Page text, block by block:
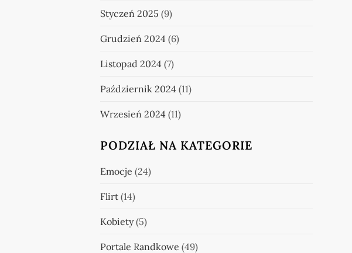
Styczeń 2025 (9)
Grudzień 2024(6)
Listopad 2024(7)
Październik 2024(11)
Wrzesień 2024(11)
PODZIAŁ NA KATEGORIE
Emocje (24)
Flirt(14)
Kobiety(5)
Portale Randkowe (49)